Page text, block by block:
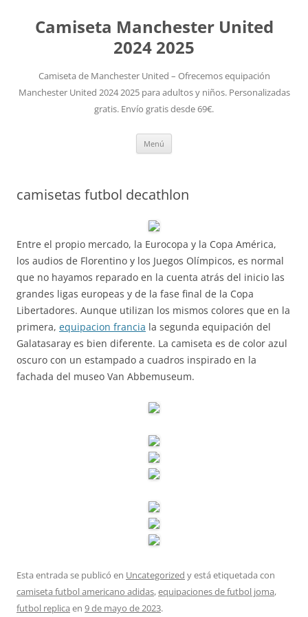
Camiseta Manchester United
2024 2025
Camiseta de Manchester United – Ofrecemos equipación
Manchester United 2024 2025 para adultos y niños. Personalizadas
gratis. Envío gratis desde 69€.
Menú
camisetas futbol decathlon
Entre el propio mercado, la Eurocopa y la Copa América,
los audios de Florentino y los Juegos Olímpicos, es normal
que no hayamos reparado en la cuenta atrás del inicio las
grandes ligas europeas y de la fase final de la Copa
Libertadores. Aunque utilizan los mismos colores que en la
primera, equipacion francia la segunda equipación del
Galatasaray es bien diferente. La camiseta es de color azul
oscuro con un estampado a cuadros inspirado en la
fachada del museo Van Abbemuseum.
Esta entrada se publicó en Uncategorized y está etiquetada con
camiseta futbol americano adidas,equipaciones de futbol joma,
futbol replica en 9 de mayo de 2023.